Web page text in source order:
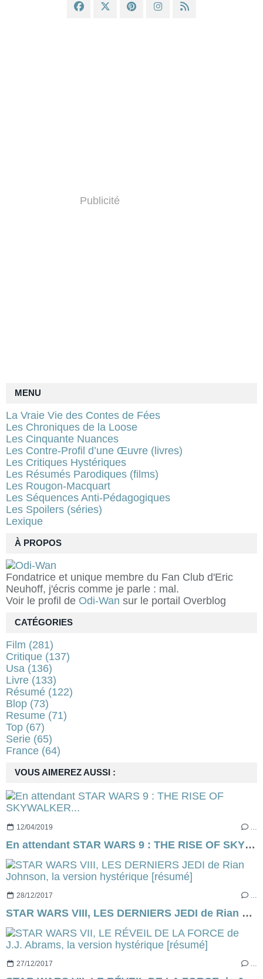
À PROPOS
Fondatrice et unique membre du Fan Club d'Eric
Neuhoff, j'écris comme je parle : mal.
Voir le profil de Odi-Wan sur le portail Overblog
Publicité
VOUS AIMEREZ AUSSI :
12/04/2019
En attendant STAR WARS 9 : THE RISE OF SKYWALKER...
28/12/2017 …
STAR WARS VIII, LES DERNIERS JEDI de Rian Johnson, la version hystérique [résumé]
27/12/2017 …
MENU
La Vraie Vie des Contes de Fées
Les Chroniques de la Loose
Les Cinquante Nuances
Les Contre-Profil d’une Œuvre (livres)
Les Critiques Hystériques
Les Résumés Parodiques (films)
Les Rougon-Macquart
Les Séquences Anti-Pédagogiques
Les Spoilers (séries)
Lexique
CATÉGORIES
Film (281)
Critique (137)
Usa (136)
Livre (133)
Résumé (122)
Blop (73)
Resume (71)
Top (67)
Serie (65)
France (64)